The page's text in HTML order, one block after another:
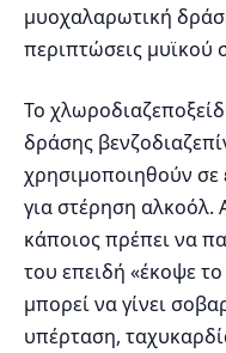
μυοχαλαρωτική
περιπτώσεις μυϊκού
Το
δράσης
χρησιμοποιηθούν σε
για στέρηση αλκοόλ.
κάποιος πρέπει να
του επειδή «έκοψε
μπορεί να γίνει
υπέρταση,